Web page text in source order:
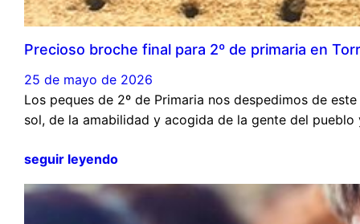
Precioso broche final para 2º de primaria en
25 de mayo de 2026
Los peques de 2º de Primaria nos despedimos de
sol, de la amabilidad y acogida de la gente del
seguir leyendo